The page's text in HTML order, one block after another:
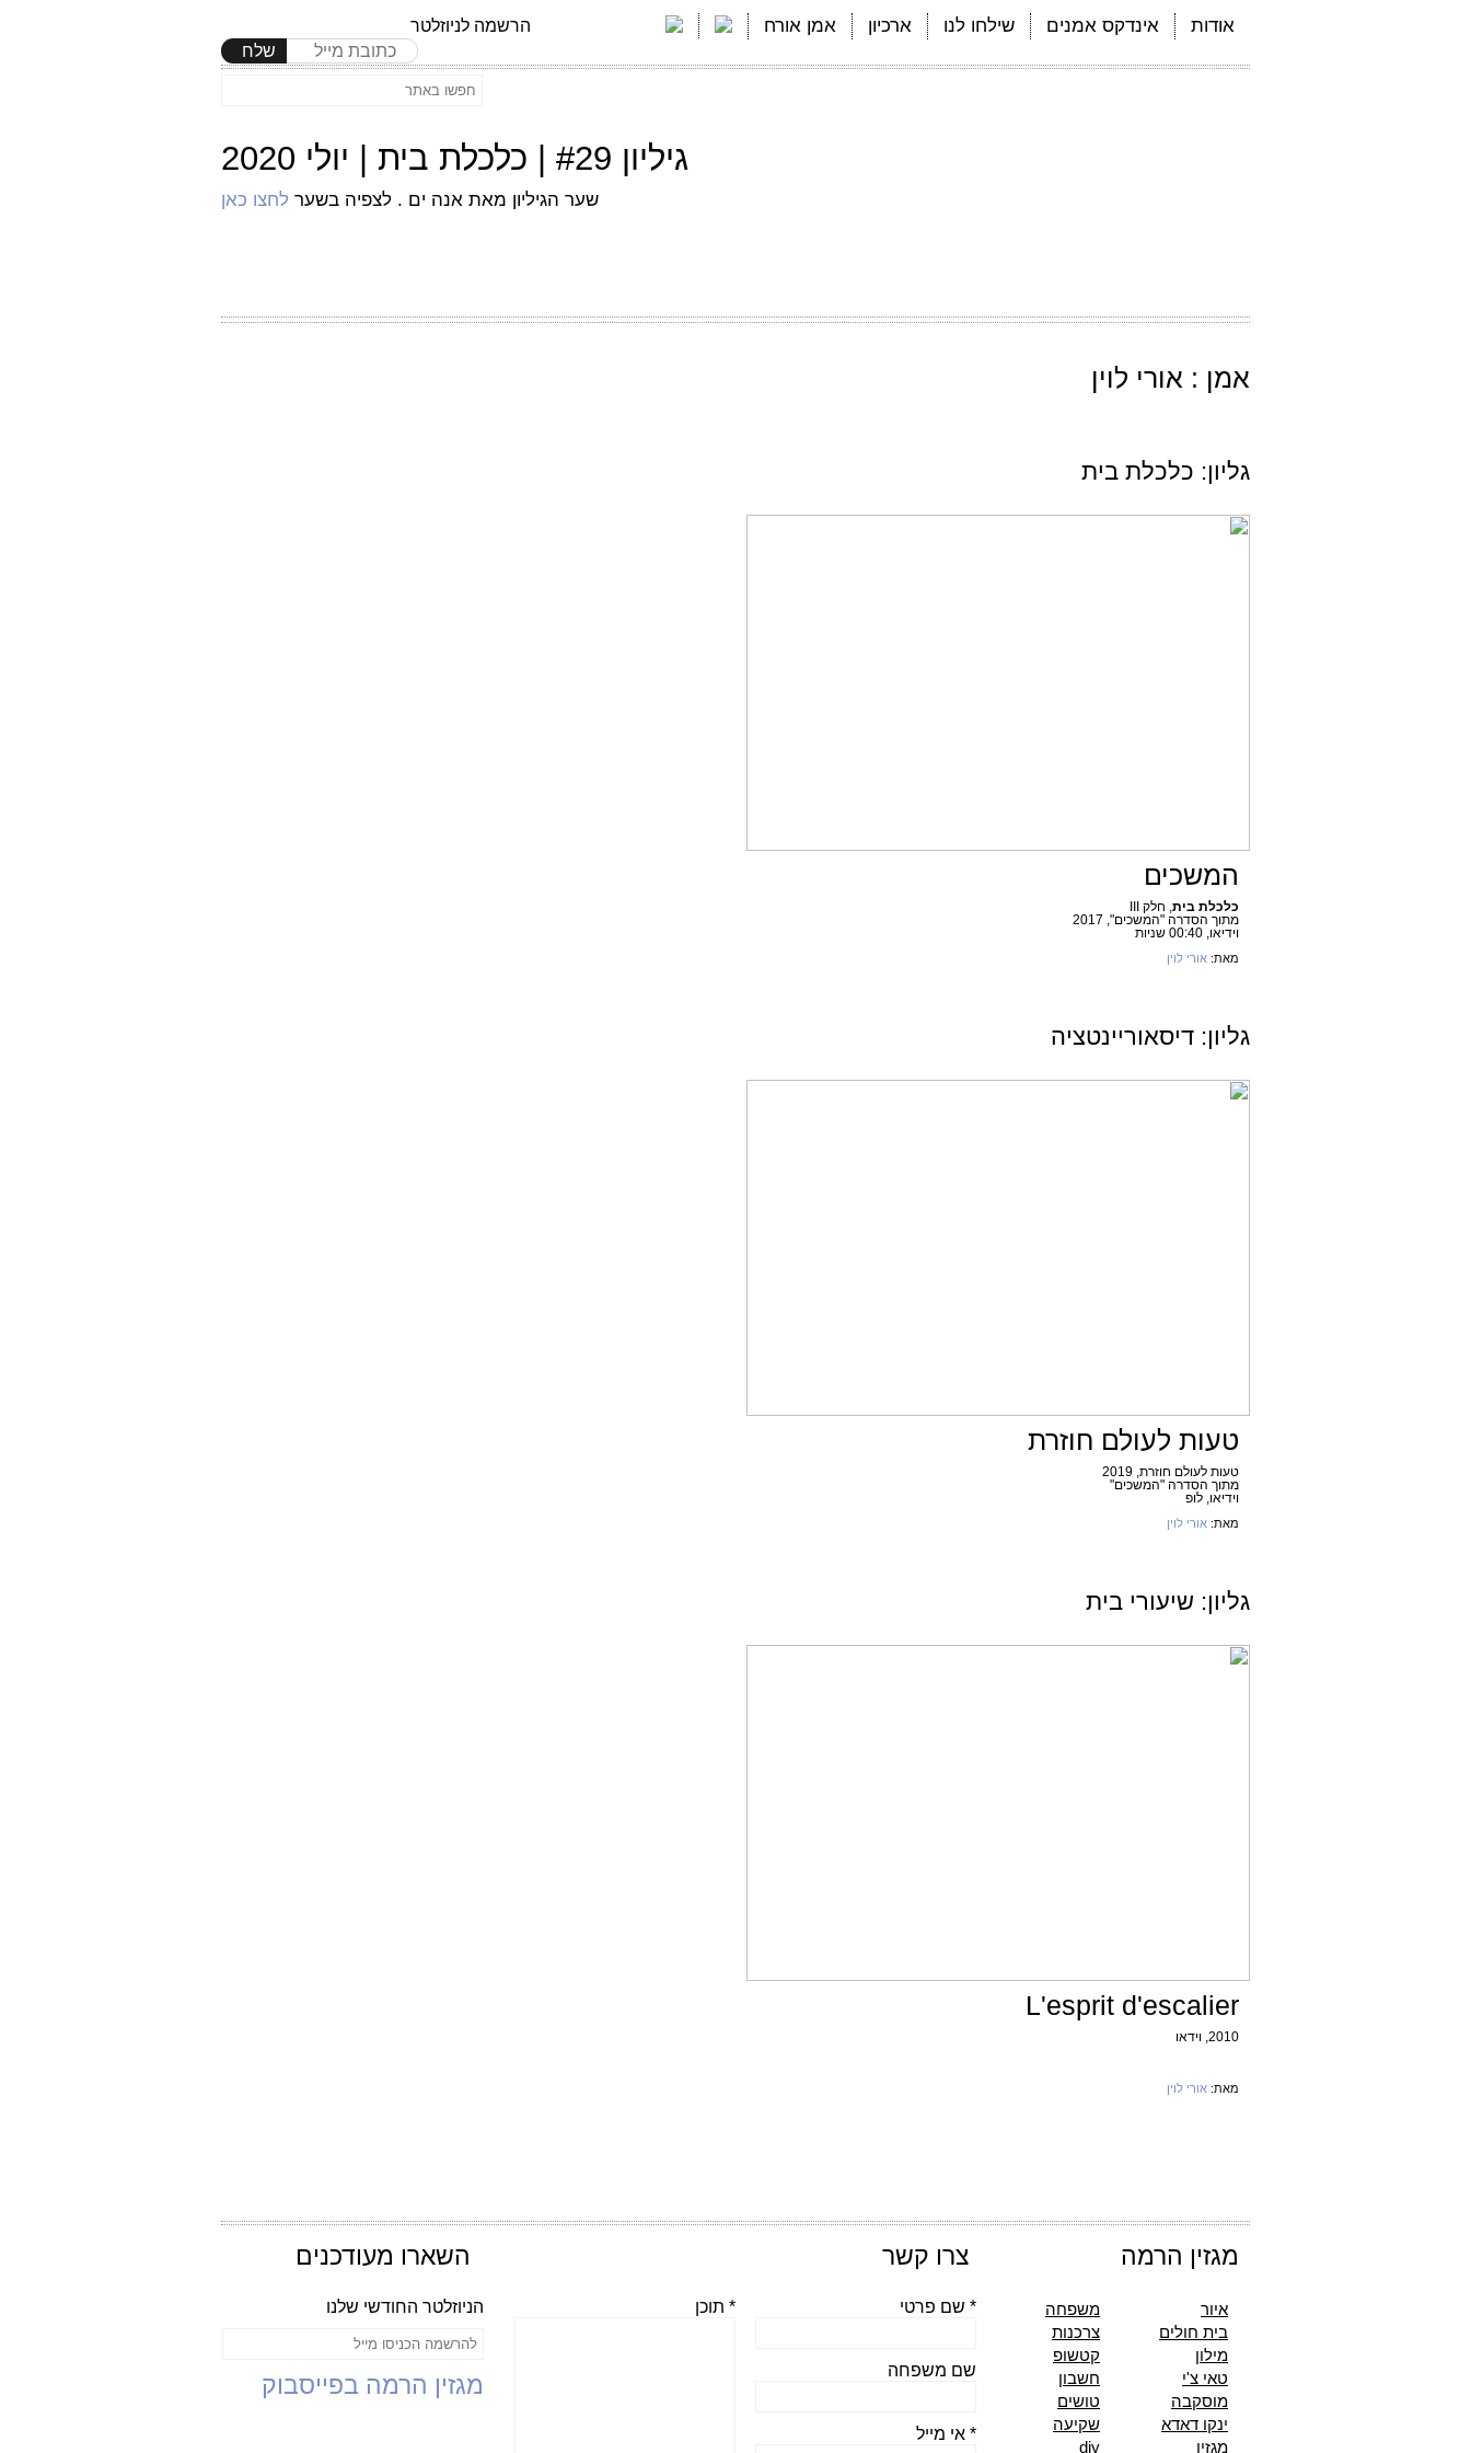
אודות אינדקס אמנים שילחו לנו ארכיון אמן אורח
הרשמה לניוזלטר
שלח
גיליון #29 | כלכלת בית | יולי 2020
שער הגיליון מאת אנה ים . לצפיה בשער לחצו כאן
אמן : אורי לוין
גליון: כלכלת בית
המשכים
כלכלת בית, חלק III
מתוך הסדרה "המשכים", 2017
וידיאו, 00:40 שניות
מאת: אורי לוין
גליון: דיסאוריינטציה
טעות לעולם חוזרת
טעות לעולם חוזרת, 2019
מתוך הסדרה "המשכים"
וידיאו, לופ‎
מאת: אורי לוין
גליון: שיעורי בית
L'esprit d'escalier
2010, וידאו
מאת: אורי לוין
מגזין הרמה צרו קשר השארו מעודכנים
איור
משפחה
בית חולים
צרכנות
מילון
קטשופ
טאי צ'י
חשבון
מוסקבה
טושים
ינקו דאדא
שקיעה
מגזין
diy
* שם פרטי
שם משפחה
* אי מייל
* תוכן הניוזלטר החודשי שלנו
מגזין הרמה בפייסבוק